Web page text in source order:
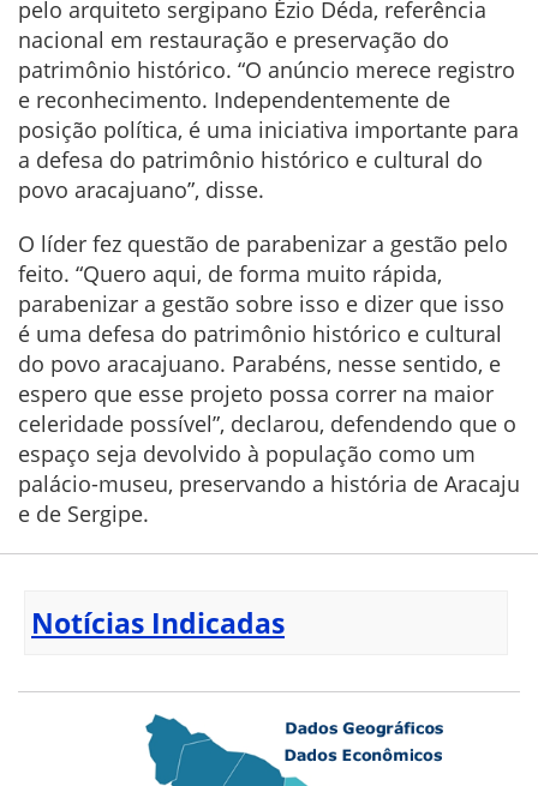
pelo arquiteto sergipano Ézio Déda, referência
nacional em restauração e preservação do
patrimônio histórico. “O anúncio merece registro
e reconhecimento. Independentemente de
posição política, é uma iniciativa importante para
a defesa do patrimônio histórico e cultural do
povo aracajuano”, disse.
O líder fez questão de parabenizar a gestão pelo
feito. “Quero aqui, de forma muito rápida,
parabenizar a gestão sobre isso e dizer que isso
é uma defesa do patrimônio histórico e cultural
do povo aracajuano. Parabéns, nesse sentido, e
espero que esse projeto possa correr na maior
celeridade possível”, declarou, defendendo que o
espaço seja devolvido à população como um
palácio-museu, preservando a história de Aracaju
e de Sergipe.
Notícias Indicadas